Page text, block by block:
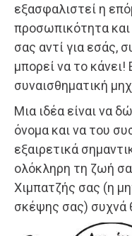
εξασφαλιστεί η
προσωπικότητα
σας αντί για εσάς,
μπορεί να το κάνει!
συναισθηματική
Μια ιδέα είναι να
όνομα και να του
εξαιρετικά
ολόκληρη τη ζωή
Χιμπατζής σας (η
σκέψης σας) συχνά